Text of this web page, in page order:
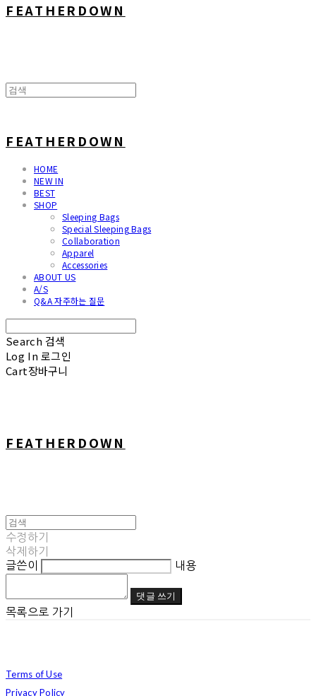
FEATHERDOWN
FEATHERDOWN
HOME
NEW IN
BEST
SHOP
Sleeping Bags
Special Sleeping Bags
Collaboration
Apparel
Accessories
ABOUT US
A/S
Q&A 자주하는 질문
Search 검색
Log In 로그인
Cart장바구니
FEATHERDOWN
수정하기
삭제하기
글쓴이
내용
댓글 쓰기
목록으로 가기
Terms of Use
Privacy Policy